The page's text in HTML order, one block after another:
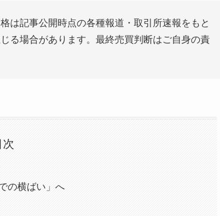
は記事公開時点の各種報道・取引所速報をもと
る場合があります。最終売買判断はご自身の責
次
の横ばい」へ